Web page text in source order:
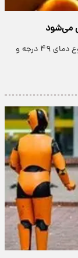
پارسینه: مدیرکل هواشناسی استان خوزستان گفت: وقوع دمای ۴۹ درجه و